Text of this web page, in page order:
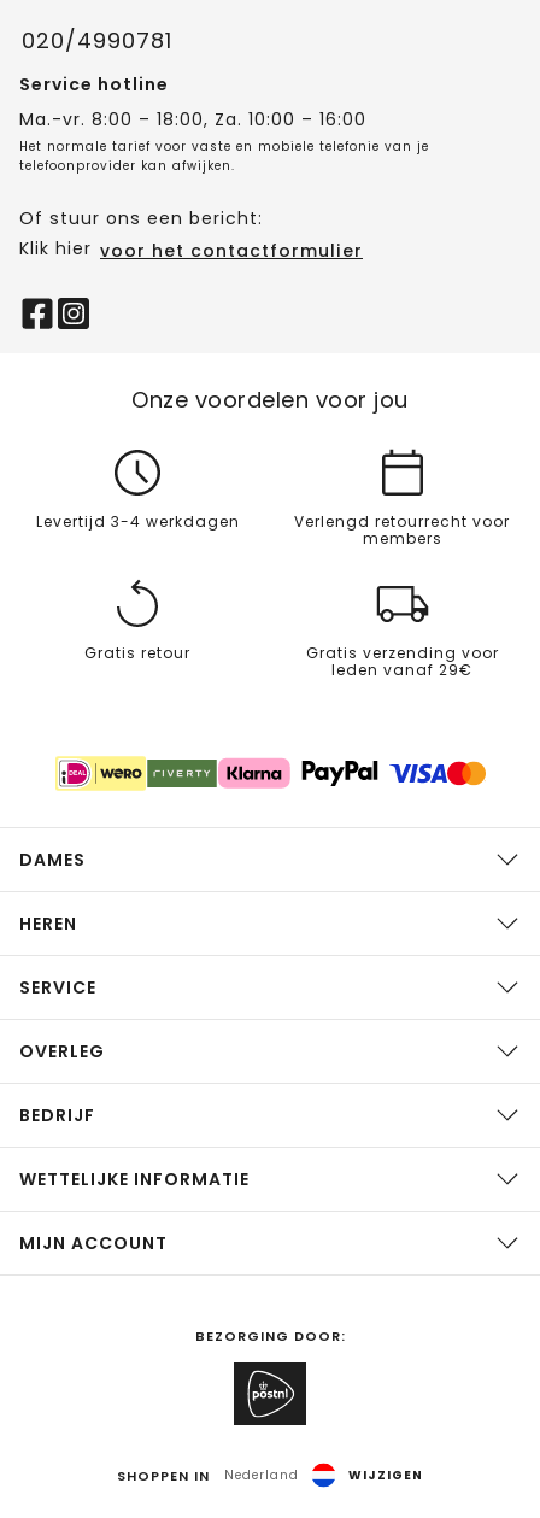
020/4990781
Service hotline
Ma.-vr. 8:00 – 18:00, Za. 10:00 – 16:00
Het normale tarief voor vaste en mobiele telefonie van je
telefoonprovider kan afwijken.
Of stuur ons een bericht:
Klik hier voor het contactformulier
Onze voordelen voor jou
Levertijd 3-4 werkdagen
Verlengd retourrecht voor
members
Gratis retour
Gratis verzending voor
leden vanaf 29€
DAMES
HEREN
SERVICE
OVERLEG
BEDRIJF
WETTELIJKE INFORMATIE
MIJN ACCOUNT
BEZORGING DOOR:
SHOPPEN IN Nederland WIJZIGEN